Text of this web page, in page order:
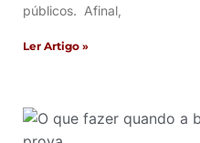
públicos. Afinal,
Ler Artigo »